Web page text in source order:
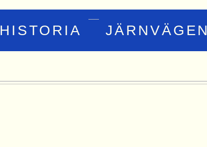
HISTORIA JÄRNVÄGEN